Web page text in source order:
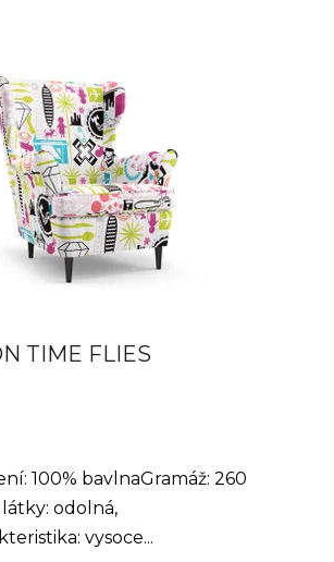
TIME FLIES
100% bavlnaGramáž: 260
odolná,
vysoce...